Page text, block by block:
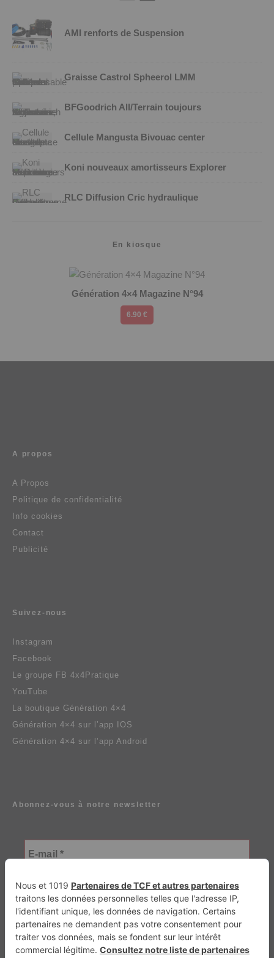
AMI renforts de Suspension
Graisse Castrol Spheerol LMM
BFGoodrich All/Terrain toujours
Cellule Mangusta Bivouac center
Koni nouveaux amortisseurs Explorer
RLC Diffusion Cric hydraulique
En kiosque
Génération 4×4 Magazine N°94
6.90 €
A propos
A Propos
Politique de confidentialité
Info cookies
Contact
Publicité
Suivez-nous
Instagram
Facebook
Le groupe FB 4x4Pratique
YouTube
La boutique Génération 4×4
Génération 4×4 sur l’app IOS
Génération 4×4 sur l’app Android
Abonnez-vous à notre newsletter